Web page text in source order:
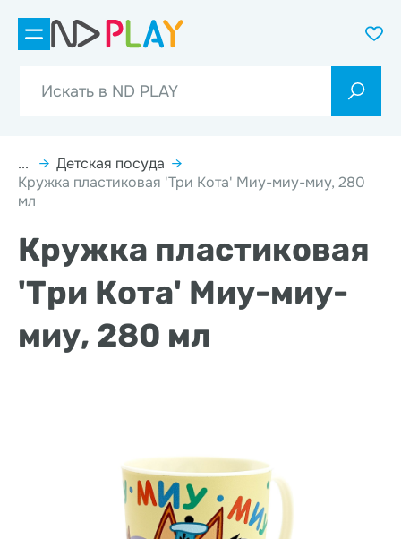
... → Детская посуда →
Кружка пластиковая 'Три Кота' Миу-миу-миу, 280
мл
Кружка пластиковая
'Три Кота' Миу-миу-
миу, 280 мл